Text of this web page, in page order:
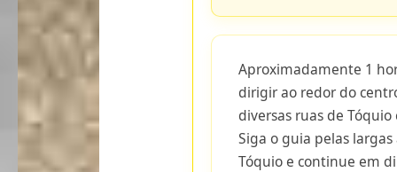
Aproximadamente 1
dirigir ao redor do
diversas ruas de
Siga o guia pelas
Tóquio e continue em